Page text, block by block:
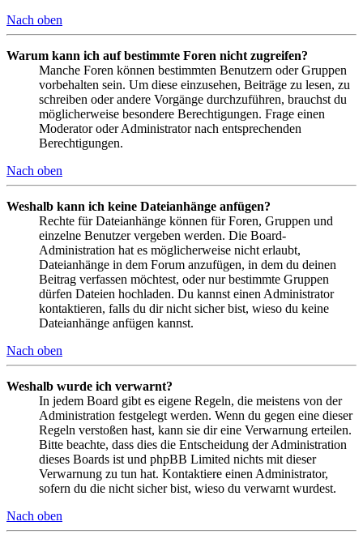
Nach oben
Warum kann ich auf bestimmte Foren nicht zugreifen?
Manche Foren können bestimmten Benutzern oder Gruppen
vorbehalten sein. Um diese einzusehen, Beiträge zu lesen, zu
schreiben oder andere Vorgänge durchzuführen, brauchst du
möglicherweise besondere Berechtigungen. Frage einen
Moderator oder Administrator nach entsprechenden
Berechtigungen.
Nach oben
Weshalb kann ich keine Dateianhänge anfügen?
Rechte für Dateianhänge können für Foren, Gruppen und
einzelne Benutzer vergeben werden. Die Board-
Administration hat es möglicherweise nicht erlaubt,
Dateianhänge in dem Forum anzufügen, in dem du deinen
Beitrag verfassen möchtest, oder nur bestimmte Gruppen
dürfen Dateien hochladen. Du kannst einen Administrator
kontaktieren, falls du dir nicht sicher bist, wieso du keine
Dateianhänge anfügen kannst.
Nach oben
Weshalb wurde ich verwarnt?
In jedem Board gibt es eigene Regeln, die meistens von der
Administration festgelegt werden. Wenn du gegen eine dieser
Regeln verstoßen hast, kann sie dir eine Verwarnung erteilen.
Bitte beachte, dass dies die Entscheidung der Administration
dieses Boards ist und phpBB Limited nichts mit dieser
Verwarnung zu tun hat. Kontaktiere einen Administrator,
sofern du die nicht sicher bist, wieso du verwarnt wurdest.
Nach oben